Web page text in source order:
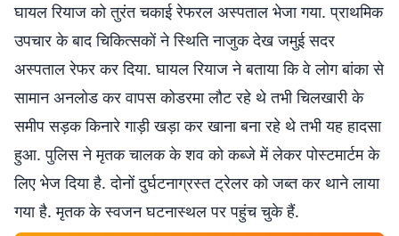
घायल रियाज को तुरंत चकाई रेफरल अस्पताल भेजा गया. प्राथमिक
उपचार के बाद चिकित्सकों ने स्थिति नाजुक देख जमुई सदर
अस्पताल रेफर कर दिया. घायल रियाज ने बताया कि वे लोग बांका से
सामान अनलोड कर वापस कोडरमा लौट रहे थे तभी चिलखारी के
समीप सड़क किनारे गाड़ी खड़ा कर खाना बना रहे थे तभी यह हादसा
हुआ. पुलिस ने मृतक चालक के शव को कब्जे में लेकर पोस्टमार्टम के
लिए भेज दिया है. दोनों दुर्घटनाग्रस्त ट्रेलर को जब्त कर थाने लाया
गया है. मृतक के स्वजन घटनास्थल पर पहुंच चुके हैं.